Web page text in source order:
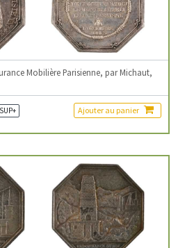
Mobilière Parisienne, par Michaut,
SUP+ Ajouter au panier